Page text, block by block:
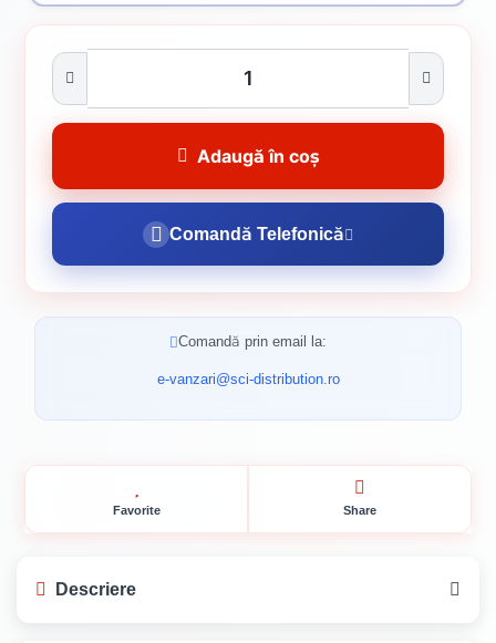
Adaugă în coș
Comandă Telefonică
Comandă prin email la:
e-vanzari@sci-distribution.ro
Favorite Share
Descriere